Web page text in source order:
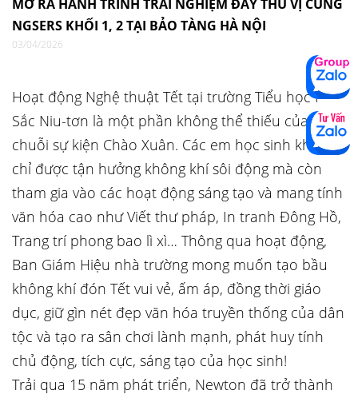
MỞ RA HÀNH TRÌNH TRẢI NGHIỆM ĐẦY THÚ VỊ CÙNG
NGSERS KHỐI 1, 2 TẠI BẢO TÀNG HÀ NỘI
03/04/2026
Hoạt động Nghệ thuật Tết tại trường Tiểu học I-
Sắc Niu-tơn là một phần không thể thiếu của
chuỗi sự kiện Chào Xuân. Các em học sinh không
chỉ được tận hưởng không khí sôi động mà còn
tham gia vào các hoạt động sáng tạo và mang tính
văn hóa cao như Viết thư pháp, In tranh Đông Hồ,
Trang trí phong bao lì xì… Thông qua hoạt động,
Ban Giám Hiệu nhà trường mong muốn tạo bầu
không khí đón Tết vui vẻ, ấm áp, đồng thời giáo
dục, giữ gìn nét đẹp văn hóa truyền thống của dân
tộc và tạo ra sân chơi lành mạnh, phát huy tính
chủ động, tích cực, sáng tạo của học sinh!
Trải qua 15 năm phát triển, Newton đã trở thành